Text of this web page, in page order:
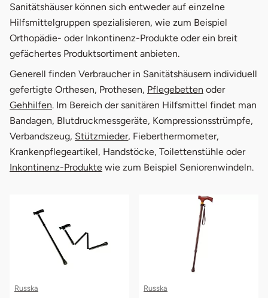
Sanitätshäuser können sich entweder auf einzelne
Hilfsmittelgruppen spezialisieren, wie zum Beispiel
Orthopädie- oder Inkontinenz-Produkte oder ein breit
gefächertes Produktsortiment anbieten.
Generell finden Verbraucher in Sanitätshäusern individuell
gefertigte Orthesen, Prothesen, Pflegebetten oder
Gehhilfen. Im Bereich der sanitären Hilfsmittel findet man
Bandagen, Blutdruckmessgeräte, Kompressionsstrümpfe,
Verbandszeug, Stützmieder, Fieberthermometer,
Krankenpflegeartikel, Handstöcke, Toilettenstühle oder
Inkontinenz-Produkte wie zum Beispiel Seniorenwindeln.
Russka Russka